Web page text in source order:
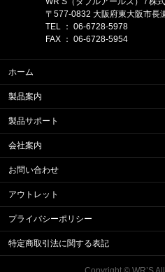
〒577-0832 大阪府東大阪市長
TEL ： 06-6728-5978
FAX ： 06-6728-5954
ホーム
製品案内
製品サポート
会社案内
お問い合わせ
アウトレット
プライバシーポリシー
特定商取引法に関する表記